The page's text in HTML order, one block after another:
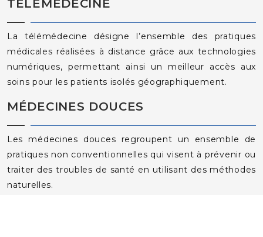
TÉLÉMÉDECINE
La télémédecine désigne l’ensemble des pratiques
médicales réalisées à distance grâce aux technologies
numériques, permettant ainsi un meilleur accès aux
soins pour les patients isolés géographiquement.
MÉDECINES DOUCES
Les médecines douces regroupent un ensemble de
pratiques non conventionnelles qui visent à prévenir ou
traiter des troubles de santé en utilisant des méthodes
naturelles.